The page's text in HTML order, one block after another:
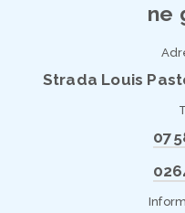
ne
Strada Louis